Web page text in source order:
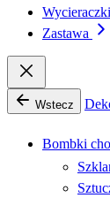
Wycieraczki
Zastawa
Wstecz
Bombki